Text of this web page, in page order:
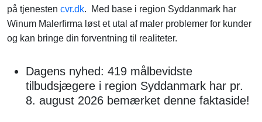
på tjenesten cvr.dk. Med base i region Syddanmark har
Winum Malerfirma løst et utal af maler problemer for kunder
og kan bringe din forventning til realiteter.
Dagens nyhed: 419 målbevidste
tilbudsjægere i region Syddanmark har pr.
8. august 2026 bemærket denne faktaside!